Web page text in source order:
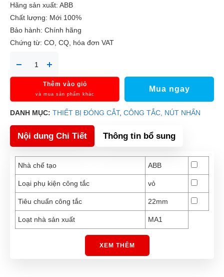
Hãng sản xuất: ABB
Chất lượng: Mới 100%
Bảo hành: Chính hãng
Chứng từ: CO, CQ, hóa đơn VAT
Thêm vào giỏ
và mua sản phẩm khác
Mua ngay
DANH MỤC: THIẾT BỊ ĐÓNG CẮT, CÔNG TẮC, NÚT NHẤN
Nội dung Chi Tiết Thông tin bổ sung
Nhà chế tạo ABB
Loại phụ kiện công tắc vỏ
Tiêu chuẩn công tắc 22mm
Loạt nhà sản xuất MA1
XEM THÊM